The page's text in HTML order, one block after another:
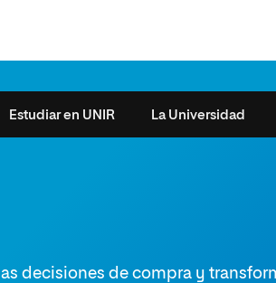
Ciencias Sociales
Estudiar en UNIR
de Exámenes
Requisitos de
La Universidad
Consejo Social de UNIR Sistema de
decisiones de compra y